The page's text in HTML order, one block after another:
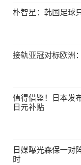
朴智星：韩国足球
接轨亚冠对标欧洲
值得借鉴！日本发
日元补贴
日媒曝光森保一对
时